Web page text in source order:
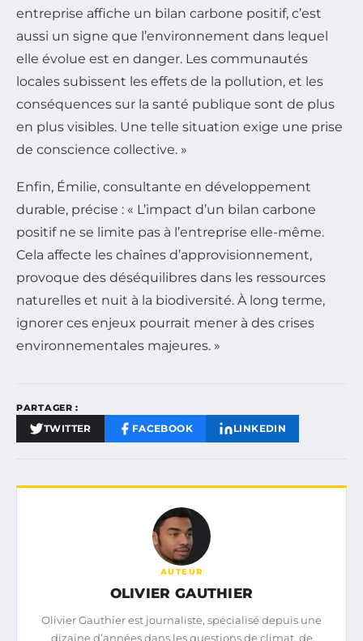
entreprise affiche un bilan carbone positif, c’est
aussi un signe que l’environnement dans lequel
elle évolue est en danger. Les communautés
locales subissent les effets de la pollution, et les
conséquences sur la santé publique sont de plus
en plus visibles. Une telle situation exige une prise
de conscience collective. »
Enfin, Émilie, consultante en développement
durable, précise : « L’impact d’un bilan carbone
positif ne se limite pas à l’entreprise elle-même.
Cela affecte les chaînes d’approvisionnement,
provoque des déséquilibres dans les ressources
naturelles et nuit à la biodiversité. À long terme,
ignorer ces enjeux pourrait mener à des crises
environnementales majeures. »
PARTAGER :
TWITTER FACEBOOK LINKEDIN
AUTEUR
OLIVIER GAUTHIER
Olivier Gauthier est journaliste, spécialisé depuis une
dizaine d’années dans les questions de climat, de